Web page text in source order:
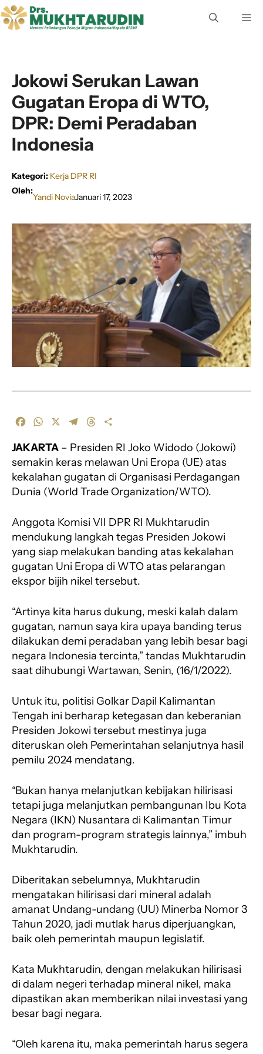
Langsung
ke
Jokowi Serukan Lawan
Gugatan Eropa di WTO,
DPR: Demi Peradaban
Indonesia
Kategori: Kerja DPR RI
Oleh:
Yandi NoviaJanuari 17, 2023
c
e
b
o
W
a
t
s
A
p
l
e
g
r
r
e
a
d
s
a
r
e
JAKARTA – Presiden RI Joko Widodo (Jokowi)
semakin keras melawan Uni Eropa (UE) atas
kekalahan gugatan di Organisasi Perdagangan
Dunia (World Trade Organization/WTO).
Anggota Komisi VII DPR RI Mukhtarudin
mendukung langkah tegas Presiden Jokowi
yang siap melakukan banding atas kekalahan
gugatan Uni Eropa di WTO atas pelarangan
ekspor bijih nikel tersebut.
“Artinya kita harus dukung, meski kalah dalam
gugatan, namun saya kira upaya banding terus
dilakukan demi peradaban yang lebih besar bagi
negara Indonesia tercinta,” tandas Mukhtarudin
saat dihubungi Wartawan, Senin, (16/1/2022).
Untuk itu, politisi Golkar Dapil Kalimantan
Tengah ini berharap ketegasan dan keberanian
Presiden Jokowi tersebut mestinya juga
diteruskan oleh Pemerintahan selanjutnya hasil
pemilu 2024 mendatang.
“Bukan hanya melanjutkan kebijakan hilirisasi
tetapi juga melanjutkan pembangunan Ibu Kota
Negara (IKN) Nusantara di Kalimantan Timur
dan program-program strategis lainnya,” imbuh
Mukhtarudin.
Diberitakan sebelumnya, Mukhtarudin
mengatakan hilirisasi dari mineral adalah
amanat Undang-undang (UU) Minerba Nomor 3
Tahun 2020, jadi mutlak harus diperjuangkan,
baik oleh pemerintah maupun legislatif.
Kata Mukhtarudin, dengan melakukan hilirisasi
di dalam negeri terhadap mineral nikel, maka
dipastikan akan memberikan nilai investasi yang
besar bagi negara.
“Oleh karena itu, maka pemerintah harus segera